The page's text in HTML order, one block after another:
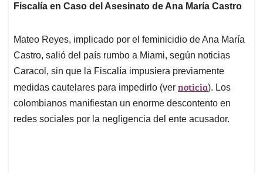
Fiscalía en Caso del Asesinato de Ana María Castro
Mateo Reyes, implicado por el feminicidio de Ana María
Castro, salió del país rumbo a Miami, según noticias
Caracol, sin que la Fiscalía impusiera previamente
medidas cautelares para impedirlo (ver noticia). Los
colombianos manifiestan un enorme descontento en
redes sociales por la negligencia del ente acusador.